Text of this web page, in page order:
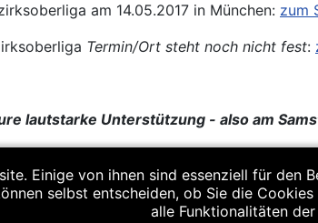
am 14.05.2017 in München: zum
Termin/Ort steht noch nicht fest:
lautstarke Unterstützung - also am
Einige von ihnen sind essenziell für
selbst entscheiden, ob Sie die
alle Funktionalitäten